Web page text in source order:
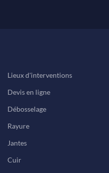
Lieux d'interventions
Devis en ligne
Débosselage
Rayure
Jantes
Cuir